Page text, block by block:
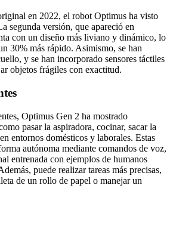
en 2022, el robot Optimus ha visto
segunda versión, que apareció en
con un diseño más liviano y dinámico, lo
30% más rápido. Asimismo, se han
y se han incorporado sensores táctiles
objetos frágiles con exactitud.
Optimus Gen 2 ha mostrado
pasar la aspiradora, cocinar, sacar la
entornos domésticos y laborales. Estas
autónoma mediante comandos de voz,
entrenada con ejemplos de humanos
puede realizar tareas más precisas,
de un rollo de papel o manejar un